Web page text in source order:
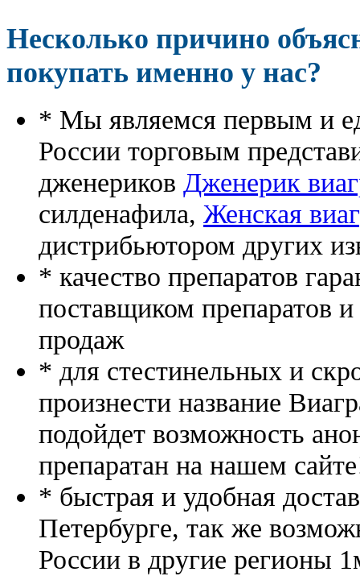
Несколько причино
покупать именно у нас?
* Мы являемся первым и
России торговым
дженериков Дженерик
силденафила, Женская
дистрибьютором других
* качество препаратов
поставщиком препаратов
продаж
* для стестинельных и
произнести название
подойдет возможность
препаратан на нашем
* быстрая и удобная
Петербурге, так же
России в другие регионы